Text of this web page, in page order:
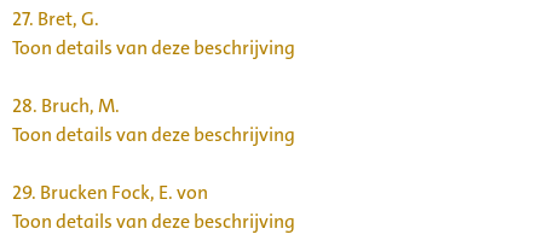
27. Bret, G.
Toon details van deze beschrijving
28. Bruch, M.
Toon details van deze beschrijving
29. Brucken Fock, E. von
Toon details van deze beschrijving